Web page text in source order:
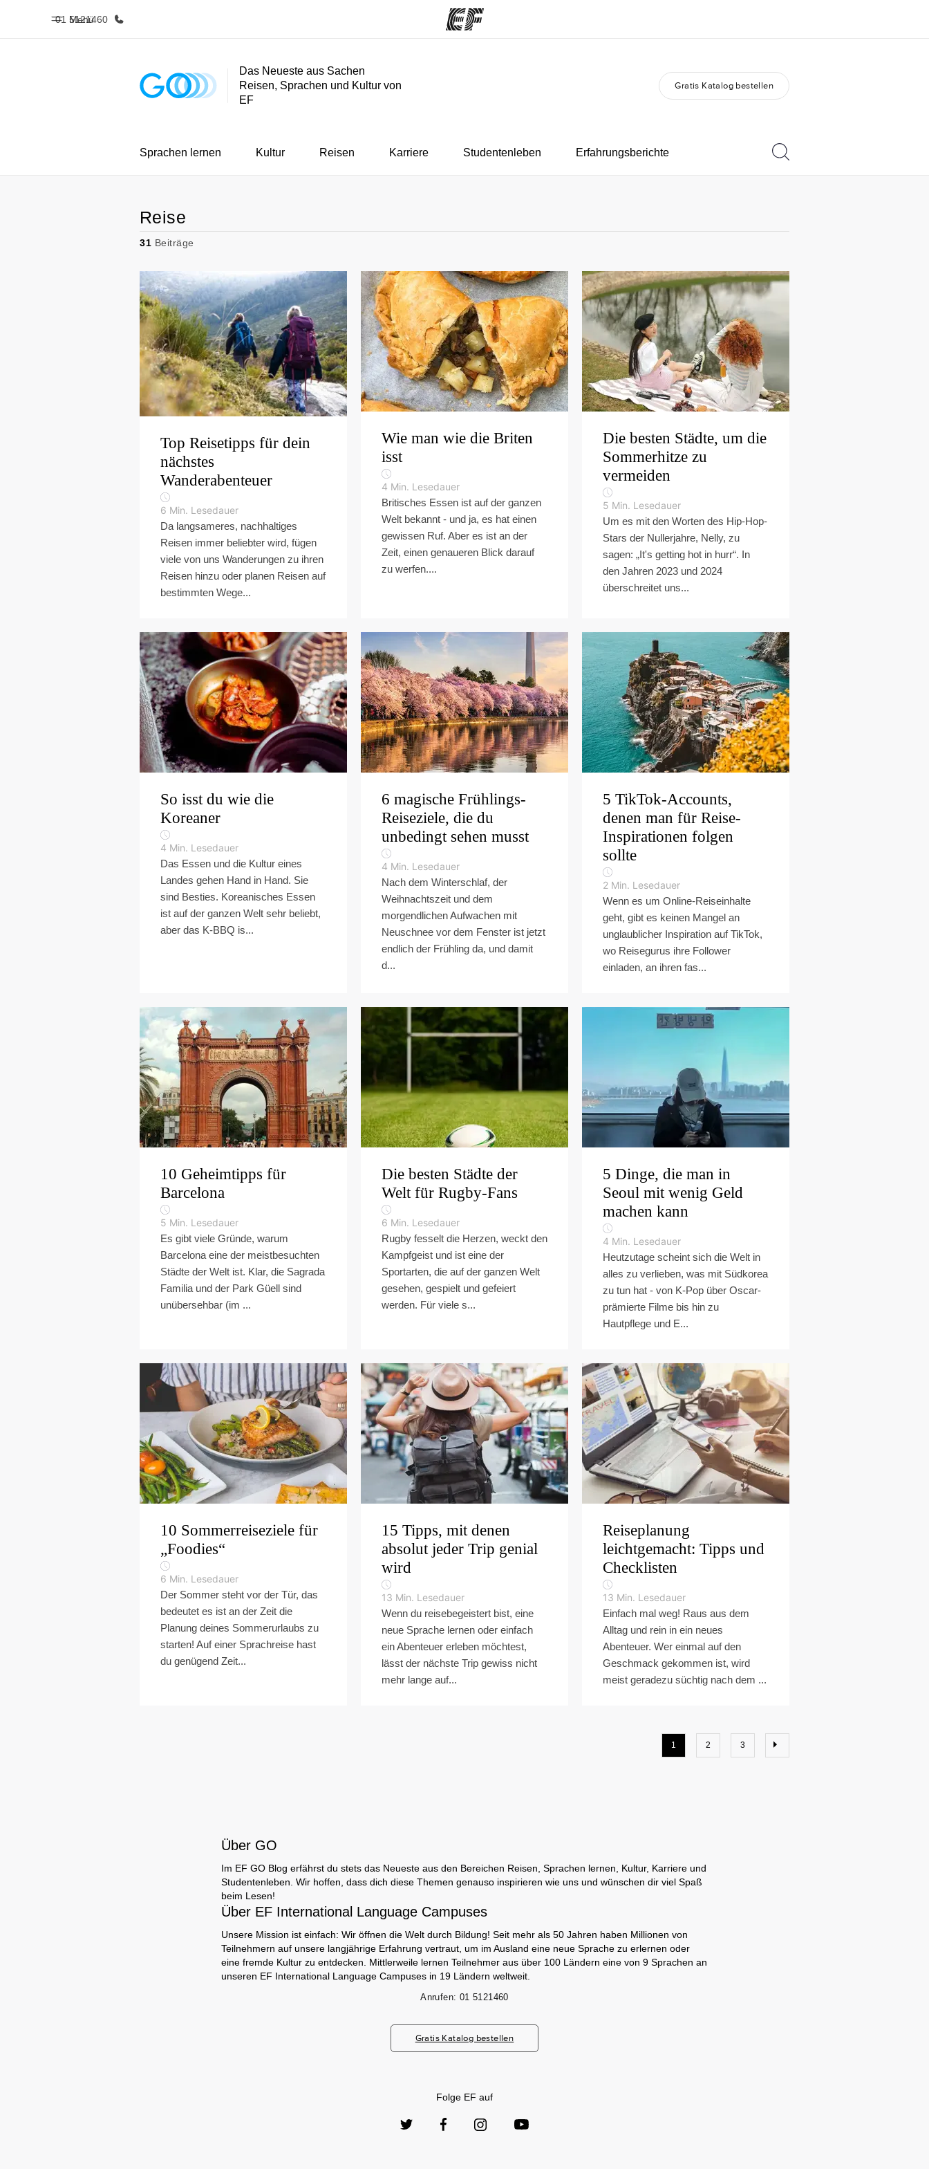
Menü
01 5121460
Home Programme
Alle Programme ansehen
Karriere
Das Neueste aus Sachen
Reisen, Sprachen und Kultur von
EF
Gratis Katalog bestellen
Sprachen lernen Kultur Reisen Karriere Studentenleben Erfahrungsberichte
Reise
31 Beiträge
Top Reisetipps für dein
nächstes
Wanderabenteuer
6 Min. Lesedauer
Da langsameres, nachhaltiges
Reisen immer beliebter wird, fügen
viele von uns Wanderungen zu ihren
Reisen hinzu oder planen Reisen auf
bestimmten Wege...
Wie man wie die Briten
isst
4 Min. Lesedauer
Britisches Essen ist auf der ganzen
Welt bekannt - und ja, es hat einen
gewissen Ruf. Aber es ist an der
Zeit, einen genaueren Blick darauf
zu werfen....
Die besten Städte, um die
Sommerhitze zu
vermeiden
5 Min. Lesedauer
Um es mit den Worten des Hip-Hop-
Stars der Nullerjahre, Nelly, zu
sagen: „It's getting hot in hurr“. In
den Jahren 2023 und 2024
überschreitet uns...
So isst du wie die
Koreaner
4 Min. Lesedauer
Das Essen und die Kultur eines
Landes gehen Hand in Hand. Sie
sind Besties. Koreanisches Essen
ist auf der ganzen Welt sehr beliebt,
aber das K-BBQ is...
6 magische Frühlings-
Reiseziele, die du
unbedingt sehen musst
4 Min. Lesedauer
Nach dem Winterschlaf, der
Weihnachtszeit und dem
morgendlichen Aufwachen mit
Neuschnee vor dem Fenster ist jetzt
endlich der Frühling da, und damit
d...
5 TikTok-Accounts,
denen man für Reise-
Inspirationen folgen
sollte
2 Min. Lesedauer
Wenn es um Online-Reiseinhalte
geht, gibt es keinen Mangel an
unglaublicher Inspiration auf TikTok,
wo Reisegurus ihre Follower
einladen, an ihren fas...
10 Geheimtipps für
Barcelona
5 Min. Lesedauer
Es gibt viele Gründe, warum
Barcelona eine der meistbesuchten
Städte der Welt ist. Klar, die Sagrada
Familia und der Park Güell sind
unübersehbar (im ...
Die besten Städte der
Welt für Rugby-Fans
6 Min. Lesedauer
Rugby fesselt die Herzen, weckt den
Kampfgeist und ist eine der
Sportarten, die auf der ganzen Welt
gesehen, gespielt und gefeiert
werden. Für viele s...
5 Dinge, die man in
Seoul mit wenig Geld
machen kann
4 Min. Lesedauer
Heutzutage scheint sich die Welt in
alles zu verlieben, was mit Südkorea
zu tun hat - von K-Pop über Oscar-
prämierte Filme bis hin zu
Hautpflege und E...
10 Sommerreiseziele für
„Foodies“
6 Min. Lesedauer
Der Sommer steht vor der Tür, das
bedeutet es ist an der Zeit die
Planung deines Sommerurlaubs zu
starten! Auf einer Sprachreise hast
du genügend Zeit...
15 Tipps, mit denen
absolut jeder Trip genial
wird
13 Min. Lesedauer
Wenn du reisebegeistert bist, eine
neue Sprache lernen oder einfach
ein Abenteuer erleben möchtest,
lässt der nächste Trip gewiss nicht
mehr lange auf...
Reiseplanung
leichtgemacht: Tipps und
Checklisten
13 Min. Lesedauer
Einfach mal weg! Raus aus dem
Alltag und rein in ein neues
Abenteuer. Wer einmal auf den
Geschmack gekommen ist, wird
meist geradezu süchtig nach dem ...
1 2 3
Über GO
Im EF GO Blog erfährst du stets das Neueste aus den Bereichen Reisen, Sprachen lernen, Kultur, Karriere und
Studentenleben. Wir hoffen, dass dich diese Themen genauso inspirieren wie uns und wünschen dir viel Spaß
beim Lesen!
Über EF International Language Campuses
Unsere Mission ist einfach: Wir öffnen die Welt durch Bildung! Seit mehr als 50 Jahren haben Millionen von
Teilnehmern auf unsere langjährige Erfahrung vertraut, um im Ausland eine neue Sprache zu erlernen oder
eine fremde Kultur zu entdecken. Mittlerweile lernen Teilnehmer aus über 100 Ländern eine von 9 Sprachen an
unseren EF International Language Campuses in 19 Ländern weltweit.
Anrufen: 01 5121460
Gratis Katalog bestellen
Folge EF auf